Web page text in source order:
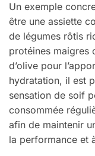
Un exemple
être une assiette
de légumes rôtis
protéines maigres
d’olive pour
hydratation, il est
sensation de soif
consommée
afin de maintenir
la performance et